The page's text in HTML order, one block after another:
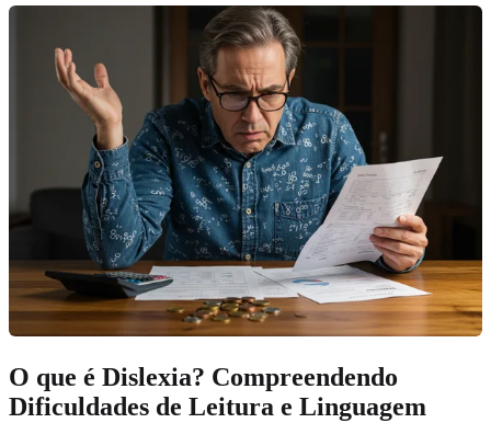
O que é Dislexia? Compreendendo
Dificuldades de Leitura e Linguagem